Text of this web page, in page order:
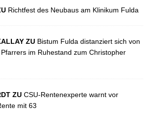
Richtfest des Neubaus am Klinikum Fulda
ZU Bistum Fulda distanziert sich von
im Ruhestand zum Christopher
ZU CSU-Rentenexperte warnt vor
mit 63